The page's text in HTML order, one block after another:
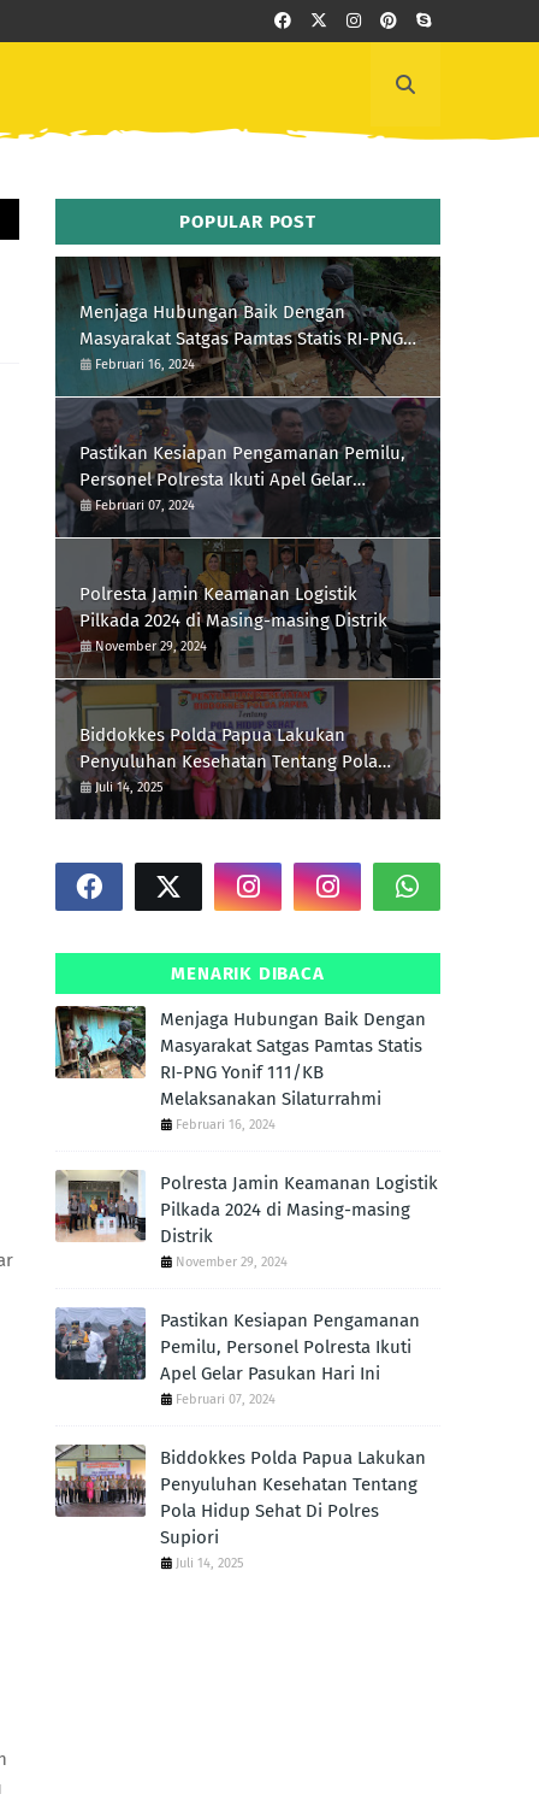
POPULAR POST
Menjaga Hubungan Baik Dengan
Masyarakat Satgas Pamtas Statis RI-PNG
Yonif 111/KB Melaksanakan Silaturrahmi
Februari 16, 2024
Pastikan Kesiapan Pengamanan Pemilu,
Personel Polresta Ikuti Apel Gelar
Pasukan Hari Ini
Februari 07, 2024
Polresta Jamin Keamanan Logistik
Pilkada 2024 di Masing-masing Distrik
November 29, 2024
Biddokkes Polda Papua Lakukan
Penyuluhan Kesehatan Tentang Pola
Hidup Sehat Di Polres Supiori
Juli 14, 2025
MENARIK DIBACA
Menjaga Hubungan Baik Dengan
Masyarakat Satgas Pamtas Statis
RI-PNG Yonif 111/KB
Melaksanakan Silaturrahmi
Februari 16, 2024
Polresta Jamin Keamanan Logistik
Pilkada 2024 di Masing-masing
Distrik
November 29, 2024
Pastikan Kesiapan Pengamanan
Pemilu, Personel Polresta Ikuti
Apel Gelar Pasukan Hari Ini
Februari 07, 2024
Biddokkes Polda Papua Lakukan
Penyuluhan Kesehatan Tentang
Pola Hidup Sehat Di Polres
Supiori
Juli 14, 2025